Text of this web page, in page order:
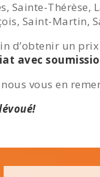
Sainte-
Saint-Martin,
d’obtenir un
avec
vous en